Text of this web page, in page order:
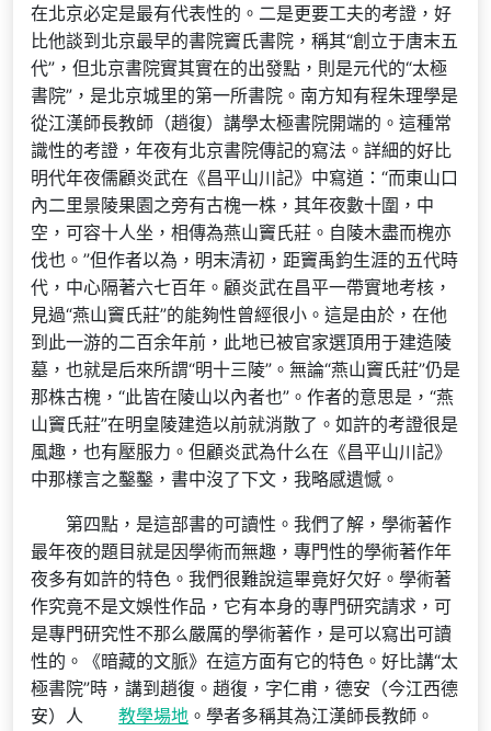
在北京必定是最有代表性的。二是更要工夫的考證，好
比他談到北京最早的書院竇氏書院，稱其“創立于唐末五
代”，但北京書院實其實在的出發點，則是元代的“太極
書院”，是北京城里的第一所書院。南方知有程朱理學是
從江漢師長教師（趙復）講學太極書院開端的。這種常
識性的考證，年夜有北京書院傳記的寫法。詳細的好比
明代年夜儒顧炎武在《昌平山川記》中寫道：“而東山口
內二里景陵果園之旁有古槐一株，其年夜數十圍，中
空，可容十人坐，相傳為燕山竇氏莊。自陵木盡而槐亦
伐也。”但作者以為，明末清初，距竇禹鈞生涯的五代時
代，中心隔著六七百年。顧炎武在昌平一帶實地考核，
見過“燕山竇氏莊”的能夠性曾經很小。這是由於，在他
到此一游的二百余年前，此地已被官家選頂用于建造陵
墓，也就是后來所謂“明十三陵”。無論“燕山竇氏莊”仍是
那株古槐，“此皆在陵山以內者也”。作者的意思是，“燕
山竇氏莊”在明皇陵建造以前就消散了。如許的考證很是
風趣，也有壓服力。但顧炎武為什么在《昌平山川記》
中那樣言之鑿鑿，書中沒了下文，我略感遺憾。
第四點，是這部書的可讀性。我們了解，學術著作
最年夜的題目就是因學術而無趣，專門性的學術著作年
夜多有如許的特色。我們很難說這畢竟好欠好。學術著
作究竟不是文娛性作品，它有本身的專門研究請求，可
是專門研究性不那么嚴厲的學術著作，是可以寫出可讀
性的。《暗藏的文脈》在這方面有它的特色。好比講“太
極書院”時，講到趙復。趙復，字仁甫，德安（今江西德
安）人
教學場地 。學者多稱其為江漢師長教師。